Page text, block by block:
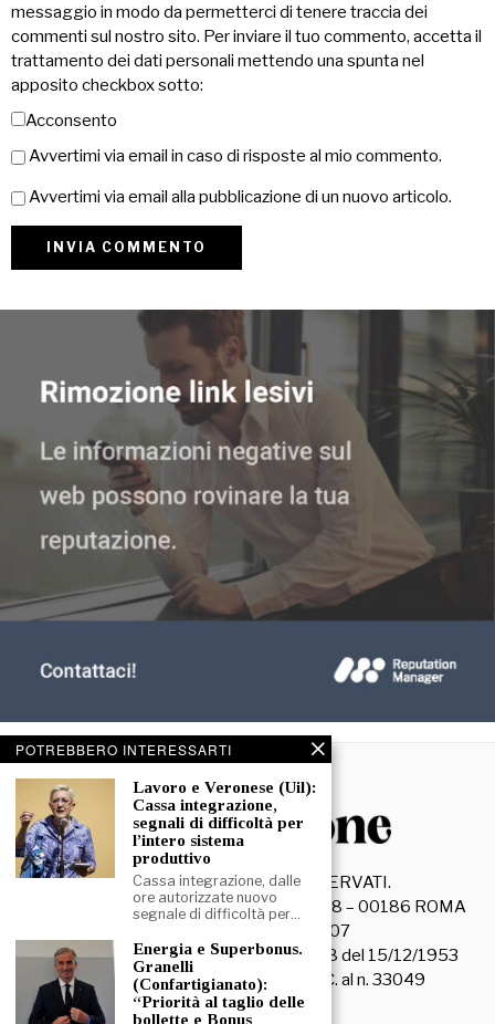
messaggio in modo da permetterci di tenere traccia dei
commenti sul nostro sito. Per inviare il tuo commento, accetta il
trattamento dei dati personali mettendo una spunta nel
apposito checkbox sotto:
Acconsento
Avvertimi via email in caso di risposte al mio commento.
Avvertimi via email alla pubblicazione di un nuovo articolo.
© 2026- TUTTI I DIRITTI RISERVATI.
La Discussione S.r.l. – Piazza Capranica, 78 – 00186 ROMA
C.F. e P. IVA 15045971007
Registrazione Tribunale di Roma n. 3628 del 15/12/1953
La società editrice è iscritta al R.O.C. al n. 33049
POTREBBERO INTERESSARTI
Lavoro e Veronese (Uil):
Cassa integrazione,
segnali di difficoltà per
l’intero sistema
produttivo
Cassa integrazione, dalle
ore autorizzate nuovo
segnale di difficoltà per…
Energia e Superbonus.
Granelli
(Confartigianato):
“Priorità al taglio delle
bollette e Bonus